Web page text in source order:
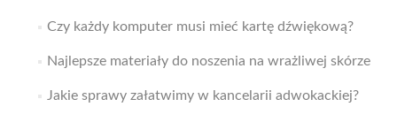
Czy każdy komputer musi mieć kartę dźwiękową?
Najlepsze materiały do noszenia na wrażliwej skórze
Jakie sprawy załatwimy w kancelarii adwokackiej?